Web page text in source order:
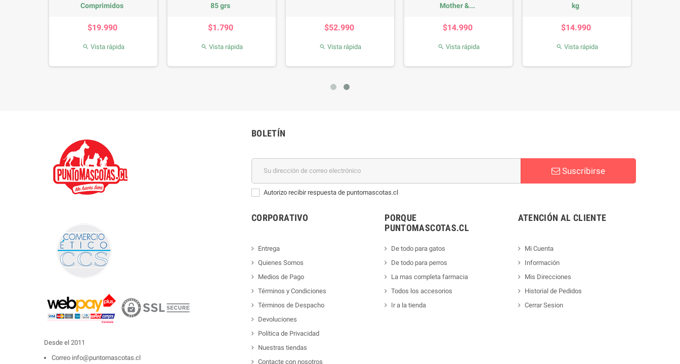
Comprimidos
$19.990
 Vista rápida
85 grs
$1.790
 Vista rápida
$52.990
 Vista rápida
Mother &...
$14.990
 Vista rápida
kg
$14.990
 Vista rápida
Desde el 2011
Correo info@puntomascotas.cl
BOLETÍN
Suscribirse
Autorizo recibir respuesta de puntomascotas.cl
CORPORATIVO
Entrega
Quienes Somos
Medios de Pago
Términos y Condiciones
Términos de Despacho
Devoluciones
Política de Privacidad
Nuestras tiendas
Contacte con nosotros
PORQUE
PUNTOMASCOTAS.CL
De todo para gatos
De todo para perros
La mas completa farmacia
Todos los accesorios
Ir a la tienda
ATENCIÓN AL CLIENTE
Mi Cuenta
Información
Mis Direcciones
Historial de Pedidos
Cerrar Sesion